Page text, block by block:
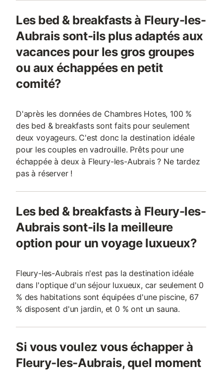
Les bed & breakfasts à Fleury-les-
Aubrais sont-ils plus adaptés aux
vacances pour les gros groupes
ou aux échappées en petit
comité?
D'après les données de Chambres Hotes, 100 %
des bed & breakfasts sont faits pour seulement
deux voyageurs. C'est donc la destination idéale
pour les couples en vadrouille. Prêts pour une
échappée à deux à Fleury-les-Aubrais ? Ne tardez
pas à réserver !
Les bed & breakfasts à Fleury-les-
Aubrais sont-ils la meilleure
option pour un voyage luxueux?
Fleury-les-Aubrais n'est pas la destination idéale
dans l'optique d'un séjour luxueux, car seulement 0
% des habitations sont équipées d'une piscine, 67
% disposent d'un jardin, et 0 % ont un sauna.
Si vous voulez vous échapper à
Fleury-les-Aubrais, quel moment